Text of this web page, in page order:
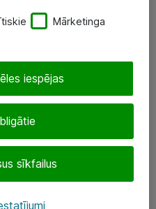
Mārketinga
sīkfailus
iespējas